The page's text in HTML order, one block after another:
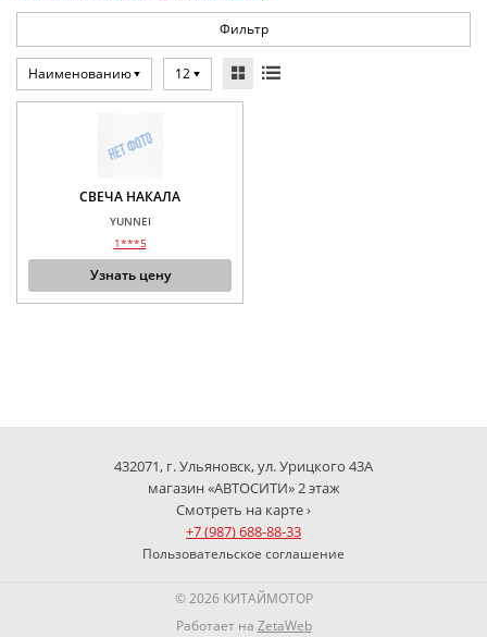
Фильтр
Наименованию 12
СВЕЧА НАКАЛА
YUNNEI
1***5
Узнать цену
432071, г. Ульяновск, ул. Урицкого 43А
магазин «АВТОСИТИ» 2 этаж
Смотреть на карте ›
+7 (987) 688-88-33
Пользовательское соглашение
© 2026 КИТАЙМОТОР
Работает на ZetaWeb